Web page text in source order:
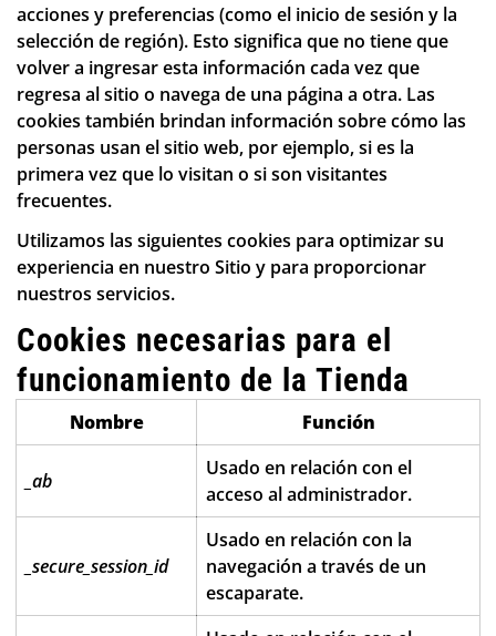
acciones y preferencias (como el inicio de sesión y la
selección de región). Esto significa que no tiene que
volver a ingresar esta información cada vez que
regresa al sitio o navega de una página a otra. Las
cookies también brindan información sobre cómo las
personas usan el sitio web, por ejemplo, si es la
primera vez que lo visitan o si son visitantes
frecuentes.
Utilizamos las siguientes cookies para optimizar su
experiencia en nuestro Sitio y para proporcionar
nuestros servicios.
Cookies necesarias para el
funcionamiento de la Tienda
Nombre Función
_ab
Usado en relación con el
acceso al administrador.
_secure_session_id
Usado en relación con la
navegación a través de un
escaparate.